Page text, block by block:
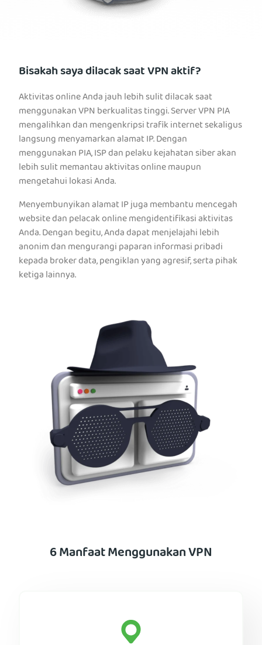
Bisakah saya dilacak saat VPN aktif?
Aktivitas online Anda jauh lebih sulit dilacak saat
menggunakan VPN berkualitas tinggi. Server VPN PIA
mengalihkan dan mengenkripsi trafik internet sekaligus
langsung menyamarkan alamat IP. Dengan
menggunakan PIA, ISP dan pelaku kejahatan siber akan
lebih sulit memantau aktivitas online maupun
mengetahui lokasi Anda.
Menyembunyikan alamat IP juga membantu mencegah
website dan pelacak online mengidentifikasi aktivitas
Anda. Dengan begitu, Anda dapat menjelajahi lebih
anonim dan mengurangi paparan informasi pribadi
kepada broker data, pengiklan yang agresif, serta pihak
ketiga lainnya.
6 Manfaat Menggunakan VPN